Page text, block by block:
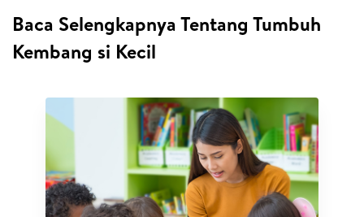
Baca Selengkapnya Tentang Tumbuh
Kembang si Kecil